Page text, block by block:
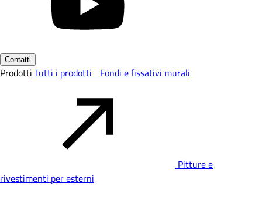
Contatti
Prodotti Tutti i prodotti Fondi e fissativi murali
Pitture e
rivestimenti per esterni